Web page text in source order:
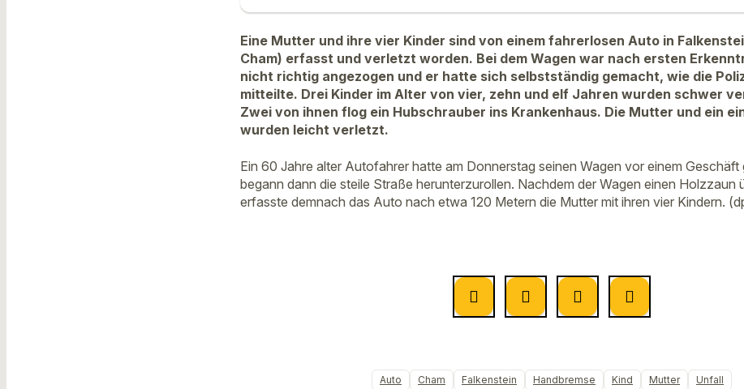
Eine Mutter und ihre vier Kinder sind von einem fahrerlosen Auto in
Cham) erfasst und verletzt worden. Bei dem Wagen war nach ersten
nicht richtig angezogen und er hatte sich selbstständig gemacht, wie die
mitteilte. Drei Kinder im Alter von vier, zehn und elf Jahren wurden schwer
Zwei von ihnen flog ein Hubschrauber ins Krankenhaus. Die Mutter und ein
wurden leicht verletzt.
Ein 60 Jahre alter Autofahrer hatte am Donnerstag seinen Wagen vor einem
begann dann die steile Straße herunterzurollen. Nachdem der Wagen einen Holzzaun
erfasste demnach das Auto nach etwa 120 Metern die Mutter mit ihren vier Kindern.
Auto Cham Falkenstein Handbremse Kind Mutter Unfall